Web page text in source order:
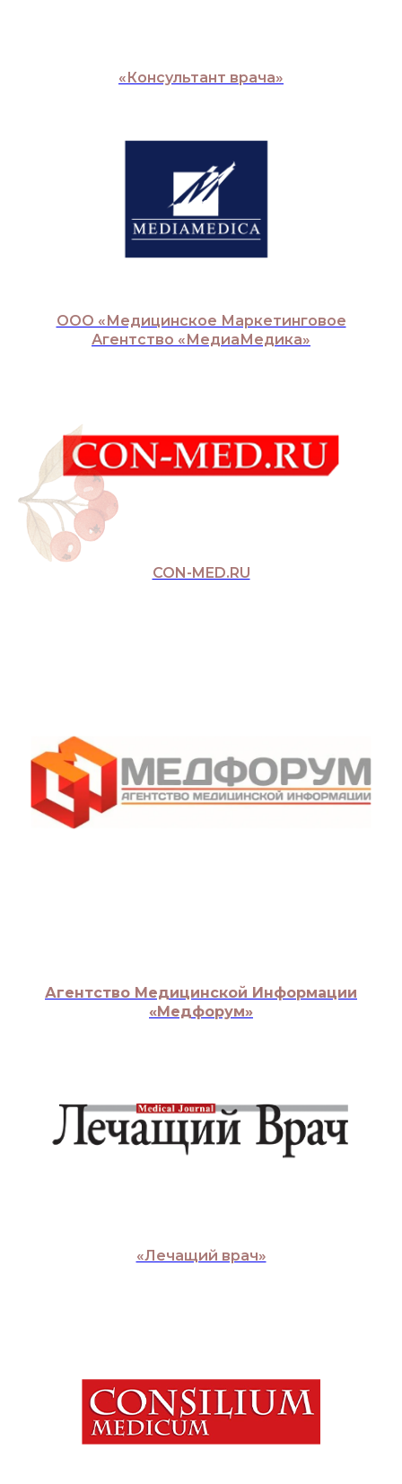
«Консультант врача»
ООО «Медицинское Маркетинговое
Агентство «МедиаМедика»
CON-MED.RU
Агентство Медицинской Информации
«Медфорум»
«Лечащий врач»